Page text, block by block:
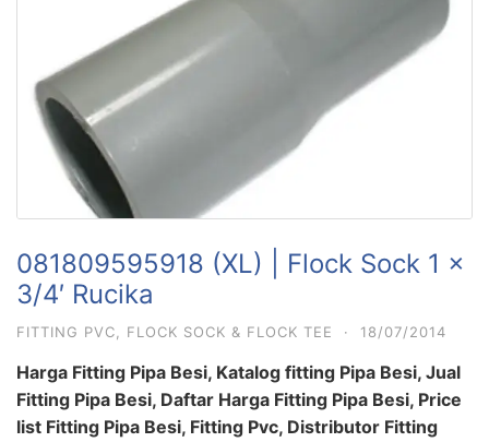
081809595918 (XL) | Flock Sock 1 x
3/4′ Rucika
FITTING PVC, FLOCK SOCK & FLOCK TEE · 18/07/2014
Harga Fitting Pipa Besi, Katalog fitting Pipa Besi, Jual
Fitting Pipa Besi, Daftar Harga Fitting Pipa Besi, Price
list Fitting Pipa Besi, Fitting Pvc, Distributor Fitting